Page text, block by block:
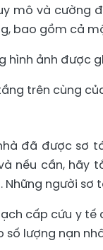
mô và cường
bao gồm cả
hình ảnh được
trên cùng
đã được sơ
nếu cần, hãy
Những người
cấp cứu y
số lượng nạn